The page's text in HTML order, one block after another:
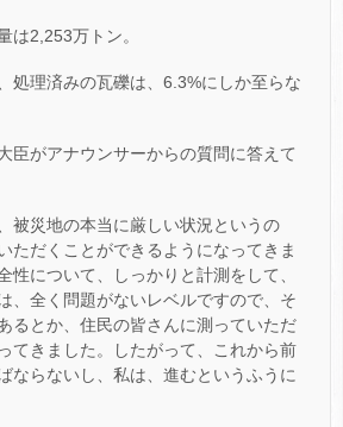
は2,253万トン。
処理済みの瓦礫は、6.3%にしか至らな
臣がアナウンサーからの質問に答えて
被災地の本当に厳しい状況というの
ただくことができるようになってきま
性について、しっかりと計測をして、
、全く問題がないレベルですので、そ
るとか、住民の皆さんに測っていただ
てきました。したがって、これから前
ならないし、私は、進むというふうに